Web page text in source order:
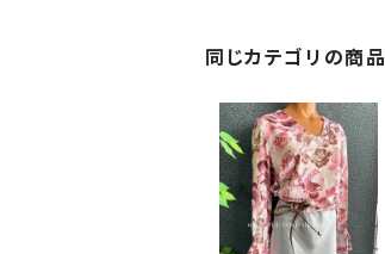
シャツ/ブルー
同じカテゴリの商品